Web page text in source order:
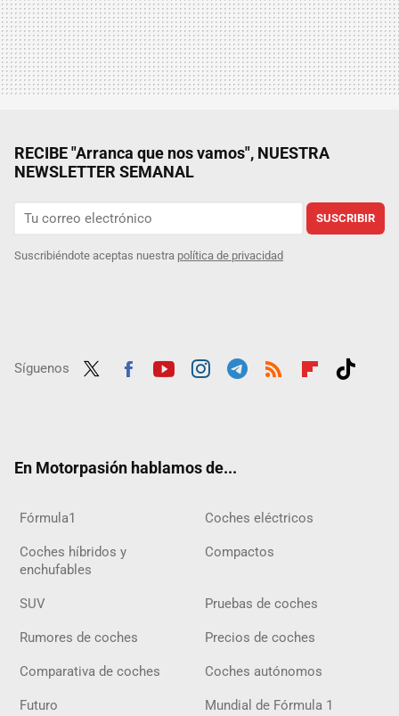
RECIBE "Arranca que nos vamos", NUESTRA
NEWSLETTER SEMANAL
SUSCRIBIR
Suscribiéndote aceptas nuestra política de privacidad
Síguenos
En Motorpasión hablamos de...
Fórmula1 Coches eléctricos
Coches híbridos y
enchufables
Compactos
SUV Pruebas de coches
Rumores de coches Precios de coches
Comparativa de coches Coches autónomos
Futuro Mundial de Fórmula 1